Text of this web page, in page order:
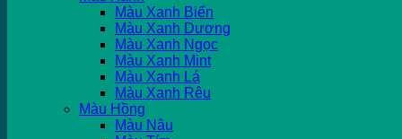
Màu Xanh Biển
Màu Xanh Dương
Màu Xanh Ngọc
Màu Xanh Mint
Màu Xanh Lá
Màu Xanh Rêu
Màu Hồng
Màu Nâu